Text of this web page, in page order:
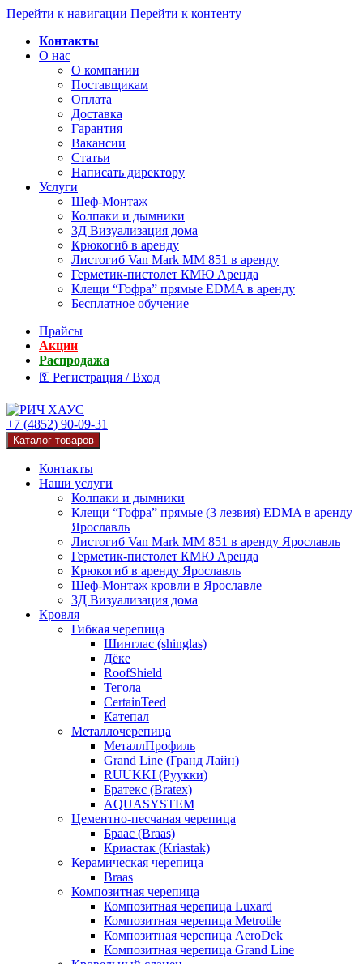
Перейти к навигации Перейти к контенту
Контакты
О нас
О компании
Поставщикам
Оплата
Доставка
Гарантия
Вакансии
Статьи
Написать директору
Услуги
Шеф-Монтаж
Колпаки и дымники
3Д Визуализация дома
Крюкогиб в аренду
Листогиб Van Mark MM 851 в аренду
Герметик-пистолет КМЮ Аренда
Клещи “Гофра” прямые EDMA в аренду
Бесплатное обучение
Прайсы
Акции
Распродажа
⚿ Регистрация / Вход
+7 (4852) 90-09-31
Каталог товаров
Контакты
Наши услуги
Колпаки и дымники
Клещи “Гофра” прямые (3 лезвия) EDMA в аренду
Ярославль
Листогиб Van Mark MM 851 в аренду Ярославль
Герметик-пистолет КМЮ Аренда
Крюкогиб в аренду Ярославль
Шеф-Монтаж кровли в Ярославле
3Д Визуализация дома
Кровля
Гибкая черепица
Шинглас (shinglas)
Дёке
RoofShield
Тегола
CertainTeed
Катепал
Металлочерепица
МеталлПрофиль
Grand Line (Гранд Лайн)
RUUKKI (Руукки)
Братекс (Bratex)
AQUASYSTEM
Цементно-песчаная черепица
Браас (Braas)
Криастак (Kriastak)
Керамическая черепица
Braas
Композитная черепица
Композитная черепица Luxard
Композитная черепица Metrotile
Композитная черепица AeroDek
Композитная черепица Grand Line